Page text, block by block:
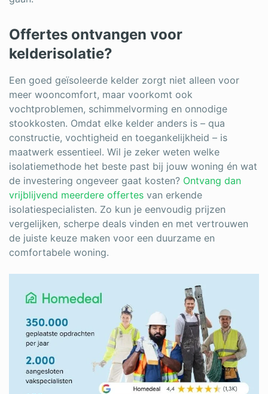
Offertes ontvangen voor
kelderisolatie?
Een goed geïsoleerde kelder zorgt niet alleen voor
meer wooncomfort, maar voorkomt ook
vochtproblemen, schimmelvorming en onnodige
stookkosten. Omdat elke kelder anders is – qua
constructie, vochtigheid en toegankelijkheid – is
maatwerk essentieel. Wil je zeker weten welke
isolatiemethode het beste past bij jouw woning én wat
de investering ongeveer gaat kosten? Ontvang dan
vrijblijvend meerdere offertes van erkende
isolatiespecialisten. Zo kun je eenvoudig prijzen
vergelijken, scherpe deals vinden en met vertrouwen
de juiste keuze maken voor een duurzame en
comfortabele woning.